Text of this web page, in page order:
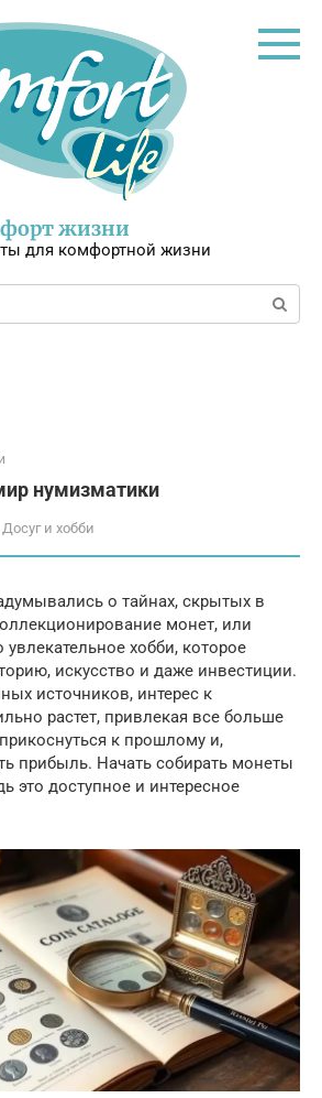
жизни
для комфортной жизни
нумизматики
Досуг и хобби
о тайнах, скрытых в
монет, или
хобби, которое
искусство и даже инвестиции.
источников, интерес к
растет, привлекая все больше
к прошлому и,
прибыль. Начать собирать монеты
это доступное и интересное